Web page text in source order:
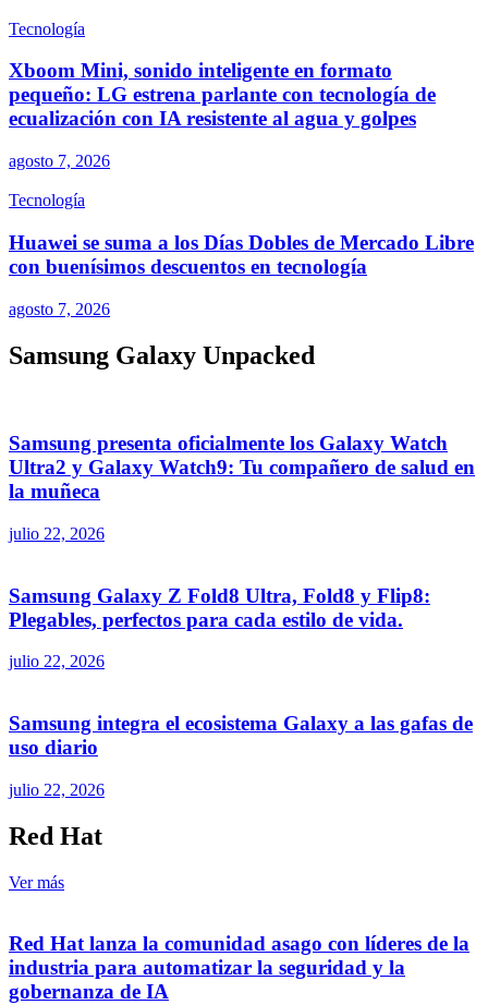
Tecnología
Xboom Mini, sonido inteligente en formato
pequeño: LG estrena parlante con tecnología de
ecualización con IA resistente al agua y golpes
agosto 7, 2026
Tecnología
Huawei se suma a los Días Dobles de Mercado Libre
con buenísimos descuentos en tecnología
agosto 7, 2026
Samsung Galaxy Unpacked
Samsung presenta oficialmente los Galaxy Watch
Ultra2 y Galaxy Watch9: Tu compañero de salud en
la muñeca
julio 22, 2026
Samsung Galaxy Z Fold8 Ultra, Fold8 y Flip8:
Plegables, perfectos para cada estilo de vida.
julio 22, 2026
Samsung integra el ecosistema Galaxy a las gafas de
uso diario
julio 22, 2026
Red Hat
Ver más
Red Hat lanza la comunidad asago con líderes de la
industria para automatizar la seguridad y la
gobernanza de IA